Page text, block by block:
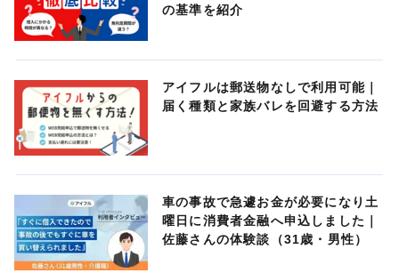
の基準を紹介
アイフルは郵送物なしで利用可能｜
届く種類と家族バレを回避する方法
車の事故で急遽お金が必要になり土
曜日に消費者金融へ申込しました｜
佐藤さんの体験談（31歳・男性）